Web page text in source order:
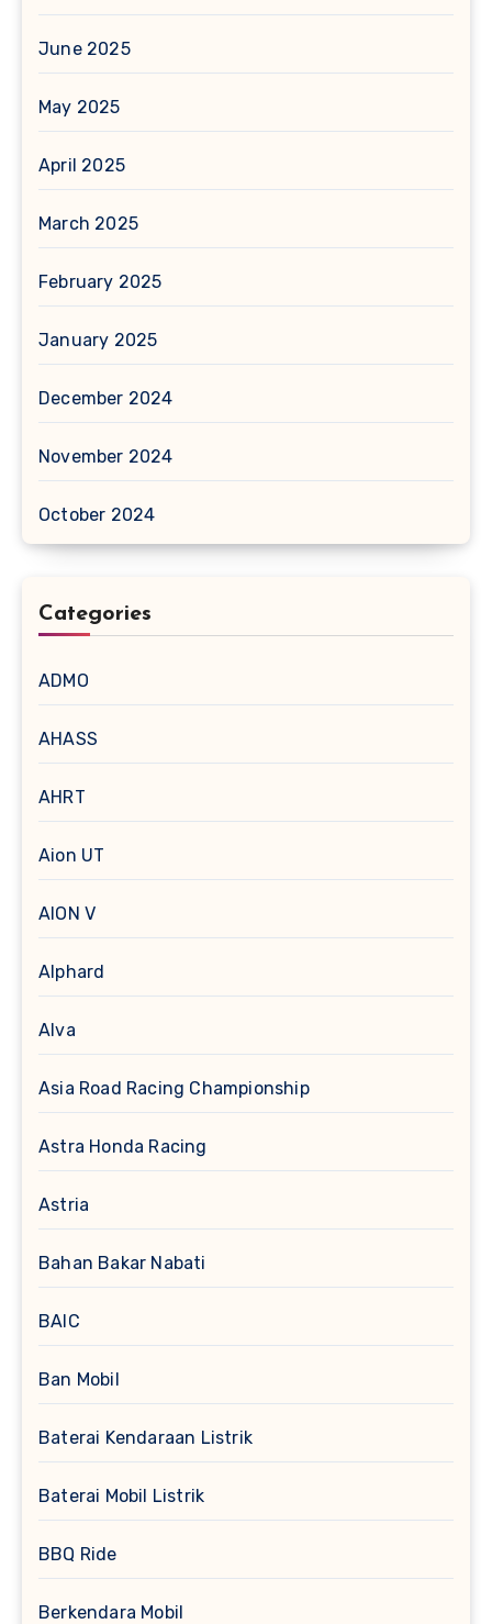
June 2025
May 2025
April 2025
March 2025
February 2025
January 2025
December 2024
November 2024
October 2024
Categories
ADMO
AHASS
AHRT
Aion UT
AION V
Alphard
Alva
Asia Road Racing Championship
Astra Honda Racing
Astria
Bahan Bakar Nabati
BAIC
Ban Mobil
Baterai Kendaraan Listrik
Baterai Mobil Listrik
BBQ Ride
Berkendara Mobil